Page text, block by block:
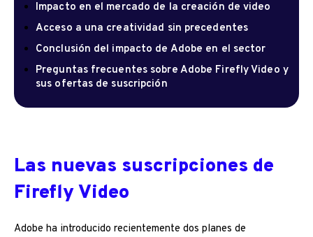
Impacto en el mercado de la creación de video
Acceso a una creatividad sin precedentes
Conclusión del impacto de Adobe en el sector
Preguntas frecuentes sobre Adobe Firefly Video y
sus ofertas de suscripción
Las nuevas suscripciones de
Firefly Video
Adobe ha introducido recientemente dos planes de